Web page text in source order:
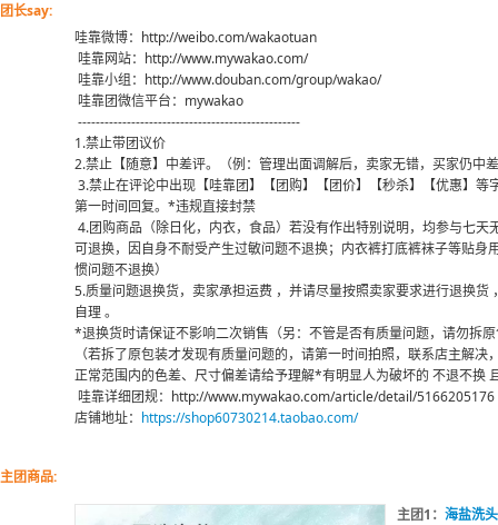
团长say:
哇靠微博：http://weibo.com/wakaotuan
哇靠网站：http://www.mywakao.com/
哇靠小组：http://www.douban.com/group/wakao/
哇靠团微信平台：mywakao
--------------------------------------------------
1.禁止带团议价
2.禁止【随意】中差评。（例：管理出面调解后，卖家无错，买家仍中
3.禁止在评论中出现【哇靠团】【团购】【团价】【秒杀】【优惠】
第一时间回复。*违规直接封禁
4.团购商品（除日化，内衣，食品）若没有作出特别说明，均参与七天
可退换，因自身不耐受产生过敏问题不退换；内衣裤打底裤袜子等贴身
惯问题不退换）
5.质量问题退换货，卖家承担运费 ，并请尽量按照卖家要求进行退换货
自理 。
*退换货时请保证不影响二次销售（另：不管是否有质量问题，请勿拆
（若拆了原包装才发现有质量问题的，请第一时间拍照，联系店主解
正常范围内的色差、尺寸偏差请给予理解*有明显人为破坏的 不退不换
哇靠详细团规：http://www.mywakao.com/article/detail/5166205176
店铺地址： https://shop60730214.taobao.com/
主团商品:
主团1： 海盐洗